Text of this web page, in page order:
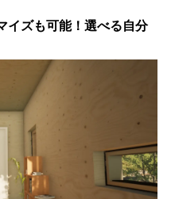
ズも可能！選べる自分